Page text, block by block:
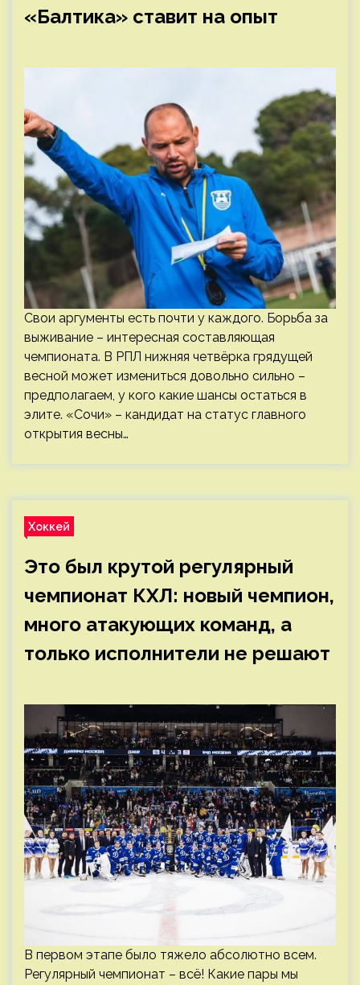
«Балтика» ставит на опыт
Свои аргументы есть почти у каждого. Борьба за
выживание – интересная составляющая
чемпионата. В РПЛ нижняя четвёрка грядущей
весной может измениться довольно сильно –
предполагаем, у кого какие шансы остаться в
элите. «Сочи» – кандидат на статус главного
открытия весны…
Хоккей
Это был крутой регулярный
чемпионат КХЛ: новый чемпион,
много атакующих команд, а
только исполнители не решают
В первом этапе было тяжело абсолютно всем.
Регулярный чемпионат – всё! Какие пары мы